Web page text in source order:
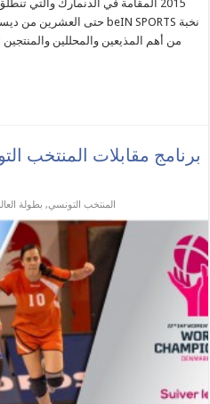
2015 المقامة في الدنمارك
من أهم المذيعين والمحللين
برنامج مقابلات المنتخب
المنتخب التونسي, بطولة